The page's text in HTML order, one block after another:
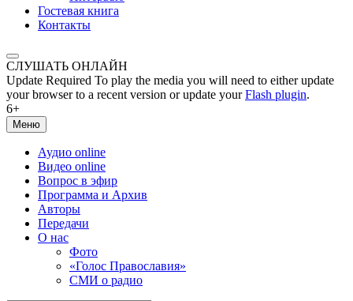
Гостевая книга
Контакты
СЛУШАТЬ ОНЛАЙН
Update Required To play the media you will need to either update
your browser to a recent version or update yourFlash plugin.
6+
Меню
Аудио online
Видео online
Вопрос в эфир
Программа и Архив
Авторы
Передачи
О нас
Фото
«Голос Православия»
СМИ о радио